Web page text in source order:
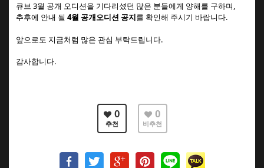
큐브 3월 공개 오디션을 기다리셨던 많은 분들에게 양해를 구하며,
추후에 안내 될 4월 공개오디션 공지를 확인해 주시기 바랍니다.
앞으로도 지금처럼 많은 관심 부탁드립니다.
감사합니다.
0
추천
0
비추천